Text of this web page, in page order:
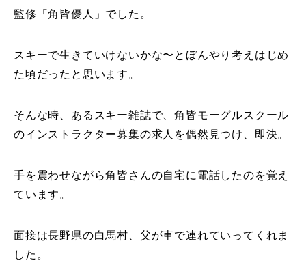
監修「角皆優人」でした。
スキーで生きていけないかな〜とぼんやり考えはじめ
た頃だったと思います。
そんな時、あるスキー雑誌で、角皆モーグルスクール
のインストラクター募集の求人を偶然見つけ、即決。
手を震わせながら角皆さんの自宅に電話したのを覚え
ています。
面接は長野県の白馬村、父が車で連れていってくれま
した。